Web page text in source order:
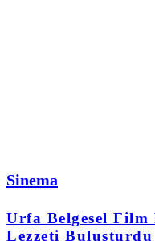
Sinema
Urfa Belgesel
Lezzeti Buluşturdu